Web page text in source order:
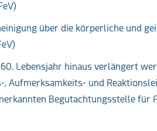
über die körperliche und
Lebensjahr hinaus verlängert
, Aufmerksamkeits- und
Begutachtungsstelle für